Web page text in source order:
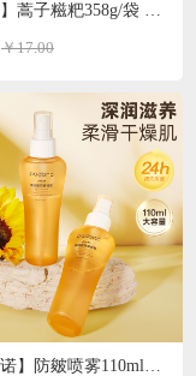
【丹姨】蒿子糍粑358g/袋 6个装（甜味）
￥17.00